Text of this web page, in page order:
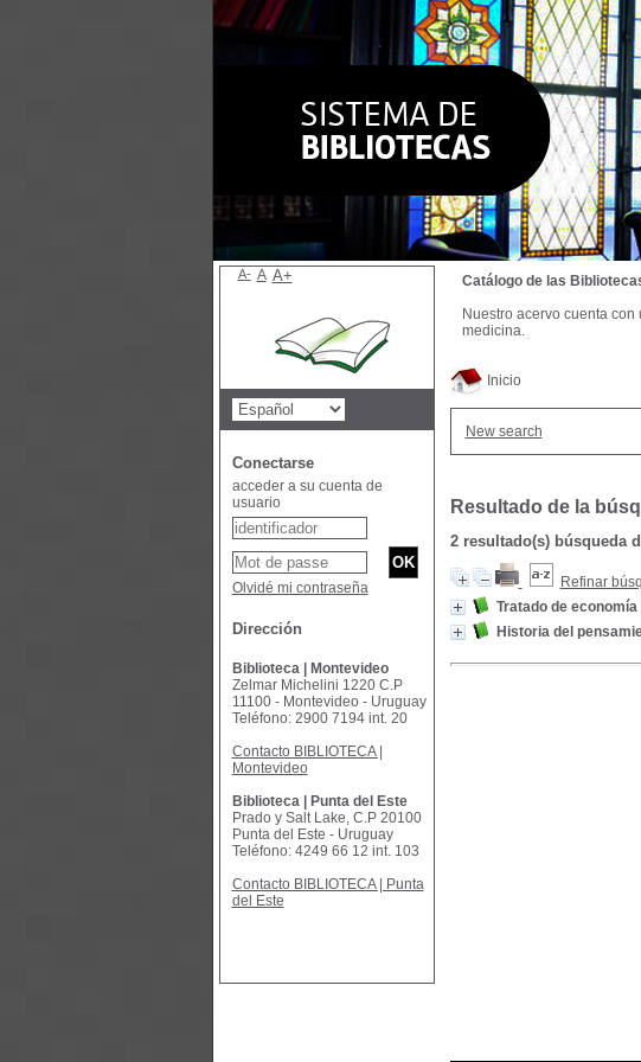
Inicio
New search
Resultado de la
2 resultado(s) búsqueda
Refinar
Tratado de
Historia del
Catálogo de las
Nuestro acervo cuenta
medicina.
A- A A+
Conectarse
acceder a su cuenta de
usuario
Olvidé mi contraseña
Dirección
Biblioteca | Montevideo
Zelmar Michelini 1220 C.P
11100 - Montevideo - Uruguay
Teléfono: 2900 7194 int. 20
Contacto BIBLIOTECA |
Montevideo
Biblioteca | Punta del Este
Prado y Salt Lake, C.P 20100
Punta del Este - Uruguay
Teléfono: 4249 66 12 int. 103
Contacto BIBLIOTECA | Punta
del Este